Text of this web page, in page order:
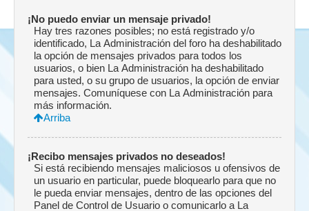
¡No puedo enviar un mensaje privado!
Hay tres razones posibles; no está registrado y/o
identificado, La Administración del foro ha deshabilitado
la opción de mensajes privados para todos los
usuarios, o bien La Administración ha deshabilitado
para usted, o su grupo de usuarios, la opción de enviar
mensajes. Comuníquese con La Administración para
más información.
Arriba
¡Recibo mensajes privados no deseados!
Si está recibiendo mensajes maliciosos u ofensivos de
un usuario en particular, puede bloquearlo para que no
le pueda enviar mensajes, dentro de las opciones del
Panel de Control de Usuario o comunicarlo a La